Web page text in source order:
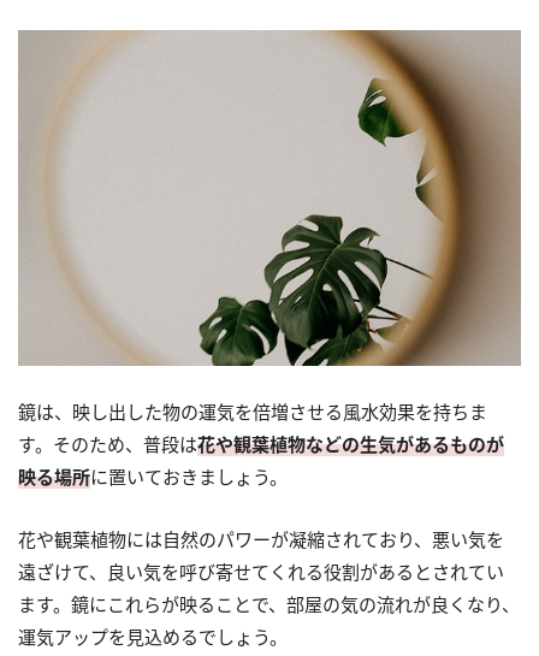
鏡は、映し出した物の運気を倍増させる風水効果を持ちま
す。そのため、普段は花や観葉植物などの生気があるものが
映る場所に置いておきましょう。
花や観葉植物には自然のパワーが凝縮されており、悪い気を
遠ざけて、良い気を呼び寄せてくれる役割があるとされてい
ます。鏡にこれらが映ることで、部屋の気の流れが良くなり、
運気アップを見込めるでしょう。